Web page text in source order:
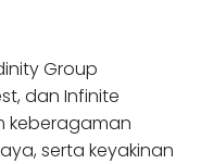
Group
dan Infinite
keberagaman
serta keyakinan